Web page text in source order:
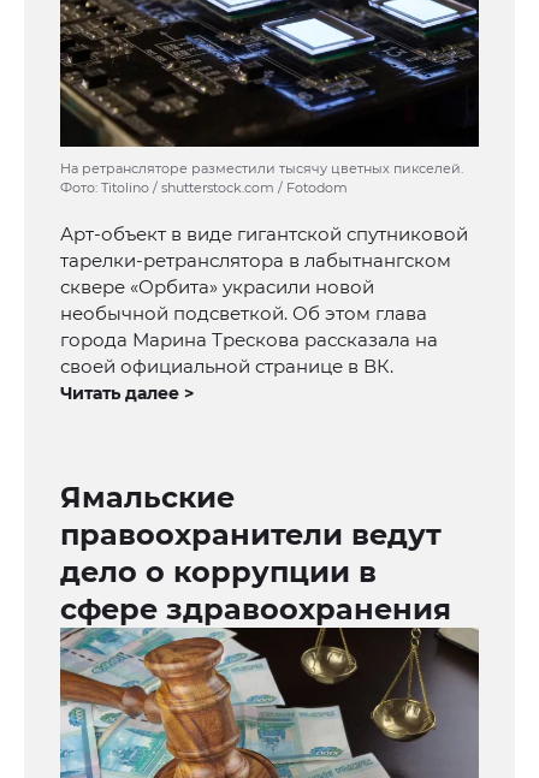
На ретрансляторе разместили тысячу цветных пикселей.
Фото: Titolino / shutterstock.com / Fotodom
Арт-объект в виде гигантской спутниковой
тарелки-ретранслятора в лабытнангском
сквере «Орбита» украсили новой
необычной подсветкой. Об этом глава
города Марина Трескова рассказала на
своей официальной странице в ВК.
Читать далее >
Ямальские
правоохранители ведут
дело о коррупции в
сфере здравоохранения